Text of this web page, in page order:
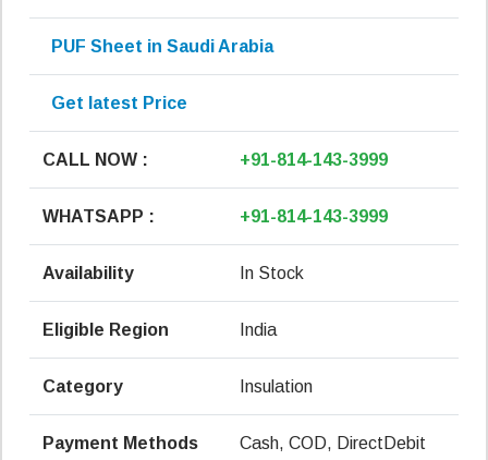
PUF Sheet in Saudi Arabia
Get latest Price
CALL NOW : +91-814-143-3999
WHATSAPP : +91-814-143-3999
Availability In Stock
Eligible Region India
Category Insulation
Payment Methods Cash, COD, DirectDebit